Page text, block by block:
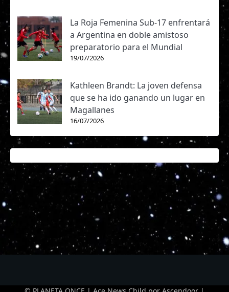
La Roja Femenina Sub-17 enfrentará
a Argentina en doble amistoso
preparatorio para el Mundial
19/07/2026
Kathleen Brandt: La joven defensa
que se ha ido ganando un lugar en
Magallanes
16/07/2026